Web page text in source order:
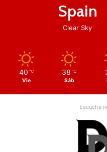
Spain
Clear Sky
40 ℃
Vie
38 ℃
Sáb
Escucha